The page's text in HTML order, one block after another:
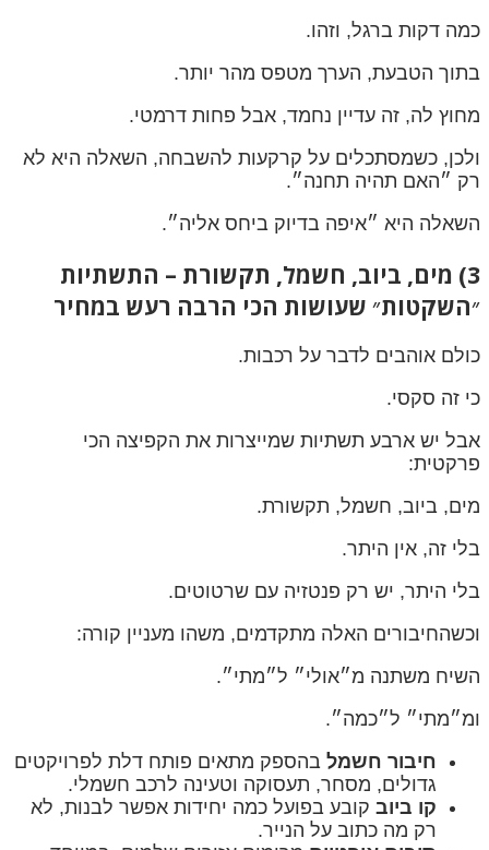
כמה דקות ברגל, וזהו.
בתוך הטבעת, הערך מטפס מהר יותר.
מחוץ לה, זה עדיין נחמד, אבל פחות דרמטי.
ולכן, כשמסתכלים על קרקעות להשבחה, השאלה היא לא
רק ״האם תהיה תחנה״.
השאלה היא ״איפה בדיוק ביחס אליה״.
3) מים, ביוב, חשמל, תקשורת – התשתיות
״השקטות״ שעושות הכי הרבה רעש במחיר
כולם אוהבים לדבר על רכבות.
כי זה סקסי.
אבל יש ארבע תשתיות שמייצרות את הקפיצה הכי
פרקטית:
מים, ביוב, חשמל, תקשורת.
בלי זה, אין היתר.
בלי היתר, יש רק פנטזיה עם שרטוטים.
וכשהחיבורים האלה מתקדמים, משהו מעניין קורה:
השיח משתנה מ״אולי״ ל״מתי״.
ומ״מתי״ ל״כמה״.
חיבור חשמל בהספק מתאים פותח דלת לפרויקטים
גדולים, מסחר, תעסוקה וטעינה לרכב חשמלי.
קו ביוב קובע בפועל כמה יחידות אפשר לבנות, לא
רק מה כתוב על הנייר.